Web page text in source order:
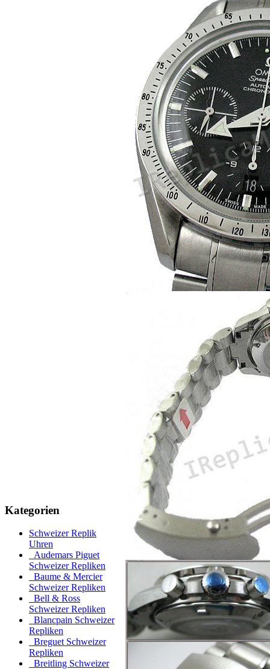
Kategorien
Schweizer Replik
Uhren
Audemars Piguet
Schweizer Repliken
Baume & Mercier
Schweizer Repliken
Bell & Ross
Schweizer Repliken
Blancpain Schweizer
Repliken
Breguet Schweizer
Repliken
Breitling Schweizer